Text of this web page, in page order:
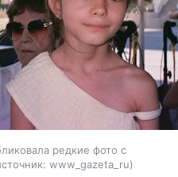
редкие фото с
www_gazeta_ru